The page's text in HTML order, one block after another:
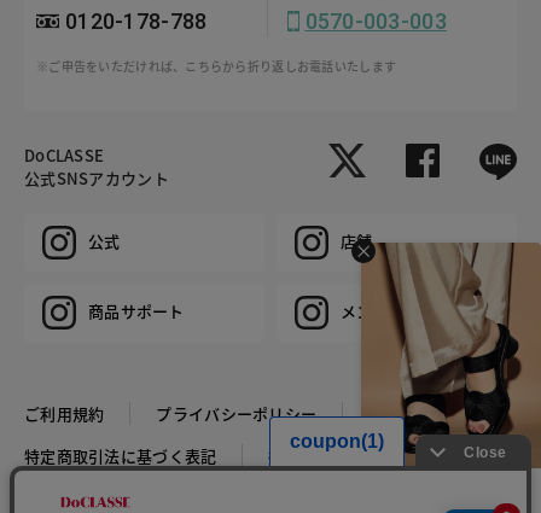
バナナヒールジュートミュ
0120-178-788 0570-003-003
※ご申告をいただければ、こちらから折り返しお電話いたします
DoCLASSE
公式SNSアカウント
公式 店舗
商品サポート メンズ
ご利用規約
プライバシーポリシー
特定商取引法に基づく表記
推奨環境 企業情報
COPYRIGHT © DoCLASSE ALL RIGHTS RESERVED.